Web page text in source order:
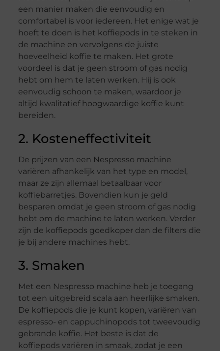
een manier maken die eenvoudig en
comfortabel is voor iedereen. Het enige wat je
hoeft te doen is het koffiepods in te steken in
de machine en vervolgens de juiste
hoeveelheid koffie te maken. Het grote
voordeel is dat je geen stroom of gas nodig
hebt om hem te laten werken. Hij is ook
eenvoudig schoon te maken, waardoor je
altijd kwalitatief hoogwaardige koffie kunt
bereiden.
2. Kosteneffectiviteit
De prijzen van een Nespresso machine
variëren afhankelijk van het type en model,
maar ze zijn allemaal betaalbaar voor
koffiebarretjes. Bovendien kun je geld
besparen omdat je geen stroom of gas nodig
hebt om de machine te laten werken. Verder
zijn de koffiepods goedkoper dan de filters die
je bij andere machines hebt.
3. Smaken
Met een Nespresso machine heb je toegang
tot een uitgebreid scala aan heerlijke smaken.
De koffiepods die je kunt kopen, variëren van
espresso- en cappuchinopods tot tweevoudig
gebrande koffie. Het beste is dat de
koffiepods variëren in smaak, zodat je een